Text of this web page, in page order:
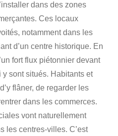
dans des zones
Ces locaux
notamment dans les
d’un centre historique. En
fort flux piétonnier devant
sont situés. Habitants et
flâner, de regarder les
dans les commerces.
vont naturellement
les centres-villes. C’est